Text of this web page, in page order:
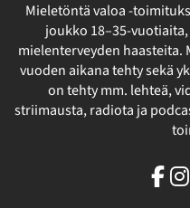
Mieletöntä valoa -
joukko 18–35-
mielenterveyden
vuoden aikana tehty sekä
on tehty mm. lehteä,
striimausta, radiota ja